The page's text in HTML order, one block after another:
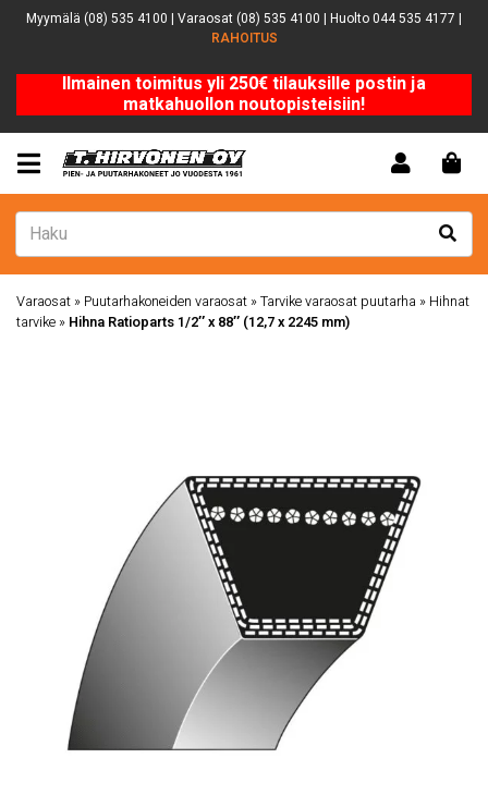
Myymälä (08) 535 4100 | Varaosat (08) 535 4100 | Huolto 044 535 4177 |
RAHOITUS
Ilmainen toimitus yli 250€ tilauksille postin ja
matkahuollon noutopisteisiin!
Varaosat » Puutarhakoneiden varaosat »Tarvike varaosat puutarha » Hihnat
tarvike » Hihna Ratioparts 1/2″ x 88″ (12,7 x 2245 mm)